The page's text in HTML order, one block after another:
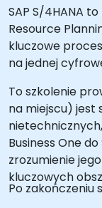
SAP S/4HANA
Resource
kluczowe
na jednej
To szkolenie
na miejscu) jest
Business One
zrozumienie
kluczowych
Po zakończeniu